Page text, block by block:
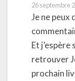
26 septembre
Je ne peux
Et
retrouver
prochain